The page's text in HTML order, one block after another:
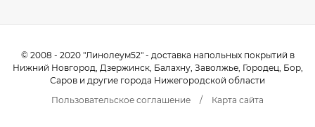
© 2008 - 2020 "Линолеум52" - доставка напольных покрытий в
Нижний Новгород, Дзержинск, Балахну, Заволжье, Городец, Бор,
Саров и другие города Нижегородской области
Пользовательское соглашение
/ Карта сайта